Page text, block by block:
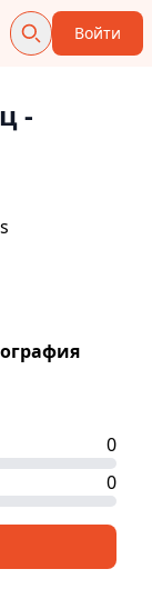
Войти
-
0
0